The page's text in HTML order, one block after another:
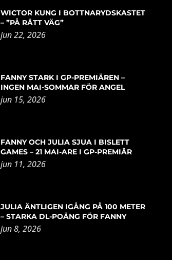
WICTOR KUNG I BOTTNARYDSKASTET
– ”PÅ RÄTT VÄG”
jun 22, 2026
FANNY STARK I GP-PREMIÄREN –
INGEN MAI-SOMMAR FÖR ANGEL
jun 15, 2026
FANNY OCH JULIA SJUA I BISLETT
GAMES – 21 MAI-ARE I GP-PREMIÄR
jun 11, 2026
JULIA ÄNTLIGEN IGÅNG PÅ 100 METER
– STARKA DL-POÄNG FÖR FANNY
jun 8, 2026